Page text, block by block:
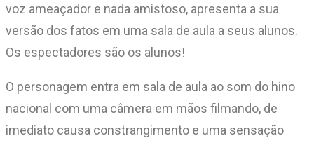
voz ameaçador e nada amistoso, apresenta a sua
versão dos fatos em uma sala de aula a seus alunos.
Os espectadores são os alunos!
O personagem entra em sala de aula ao som do hino
nacional com uma câmera em mãos filmando, de
imediato causa constrangimento e uma sensação